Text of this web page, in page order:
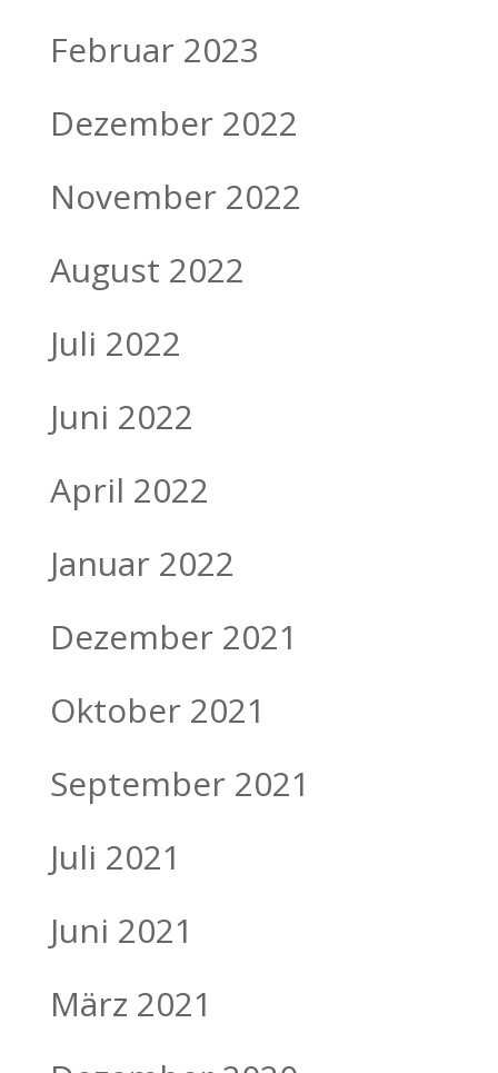
Februar 2023
Dezember 2022
November 2022
August 2022
Juli 2022
Juni 2022
April 2022
Januar 2022
Dezember 2021
Oktober 2021
September 2021
Juli 2021
Juni 2021
März 2021